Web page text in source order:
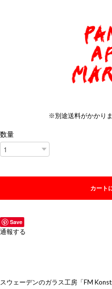
※別途送料がかかりま
数量
カート
Save
通報する
スウェーデンのガラス工房「FM